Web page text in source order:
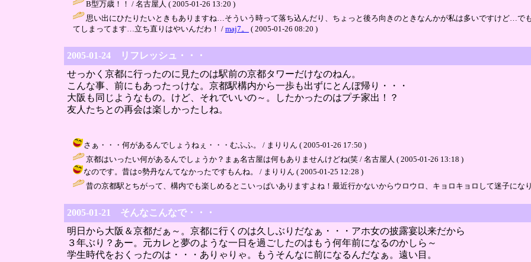
B型万歳！！ / 名古屋人 ( 2005-01-26 13:20 )
思い出にひたりたいときもありますね…そういう時って落ち込んだり、ちょっと後ろ向きのときなんかが私は多いですけど…で
てしまってます…立ち直りはやいんだわ！ / maj7。 ( 2005-01-26 08:20 )
2005-01-24 リフレッシュ・・・
せっかく京都に行ったのに見たのは駅前の京都タワーだけなのねん。
こんな事、前にもあったっけな。京都駅構内から一歩も出ずにとんぼ帰り・・・
大阪も同じようなもの。けど、それでいいの～。したかったのはプチ家出！？
友人たちとの再会は楽しかったしね。
さぁ・・・何があるんでしょうねぇ・・・むふふ。 / まりりん ( 2005-01-26 17:50 )
京都はいったい何があるんでしょうか？まぁ名古屋は何もありませんけどね(笑 / 名古屋人 ( 2005-01-26 13:18 )
なのです。昔は○勢丹なんてなかったですもんね。 / まりりん ( 2005-01-25 12:28 )
昔の京都駅とちがって、構内でも楽しめるとこいっぱいありますよね！最近行かないからウロウロ、キョロキョロして迷子にな
2005-01-21 そんなこんなで・・・
明日から大阪＆京都だぁ～。京都に行くのは久しぶりだなぁ・・・アホ女の披露宴以来だから
３年ぶり？あー。元カレと夢のような一日を過ごしたのはもう何年前になるのかしら～
学生時代をおくったのは・・・ありゃりゃ。もうそんなに前になるんだなぁ。遠い目。